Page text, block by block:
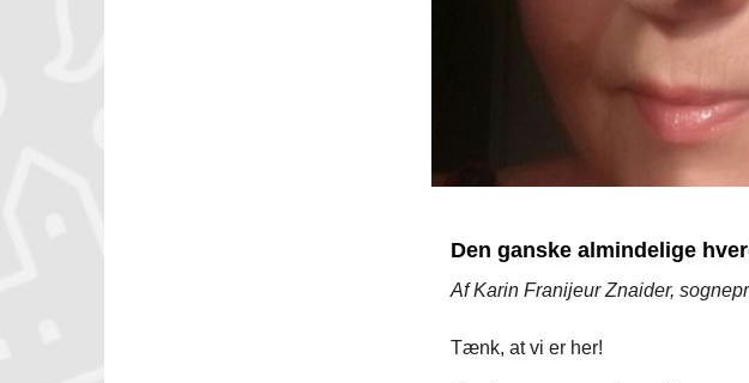
Den ganske almindelige
Af Karin Franijeur Znaider,
Tænk, at vi er her!